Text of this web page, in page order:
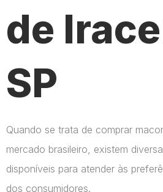
de
SP
Quando se trata de comprar
mercado brasileiro, existem
disponíveis para atender às
dos consumidores.